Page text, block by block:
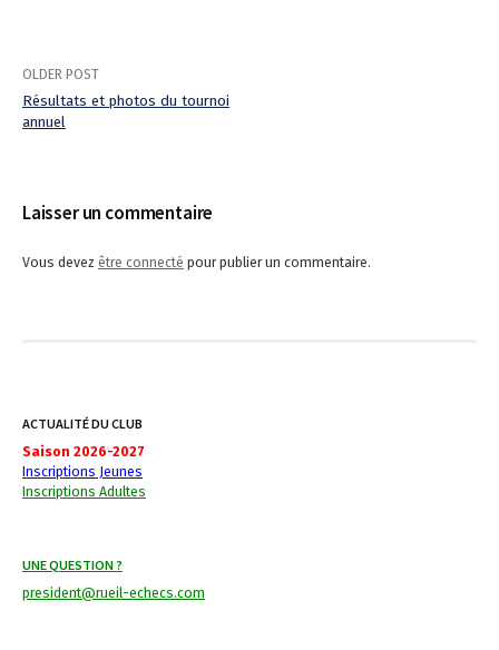
P
s
t
i
g
a
i
OLDER POST
Résultats et photos du tournoi
annuel
Laisser un commentaire
Vous devez être connecté pour publier un commentaire.
ACTUALITÉ DU CLUB
Saison 2026-2027
Inscriptions Jeunes
Inscriptions Adultes
UNE QUESTION ?
president@rueil-echecs.com